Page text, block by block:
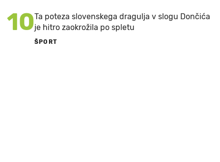
10Ta poteza slovenskega dragulja v slogu Dončića
je hitro zaokrožila po spletu
ŠPORT